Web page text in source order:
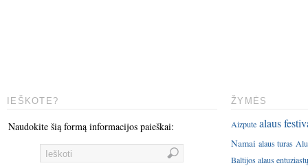
IEŠKOTE?
Naudokite šią formą informacijos paieškai:
ŽYMĖS
Aizpute alaus
Namai alaus turas
Baltijos alaus